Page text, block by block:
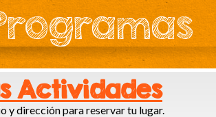
Actividades
y dirección para reservar tu lugar.